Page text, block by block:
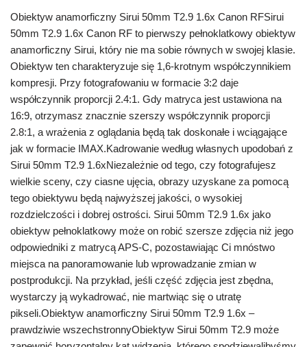
Obiektyw anamorficzny Sirui 50mm T2.9 1.6x Canon RFSirui
50mm T2.9 1.6x Canon RF to pierwszy pełnoklatkowy obiektyw
anamorficzny Sirui, który nie ma sobie równych w swojej klasie.
Obiektyw ten charakteryzuje się 1,6-krotnym współczynnikiem
kompresji. Przy fotografowaniu w formacie 3:2 daje
współczynnik proporcji 2.4:1. Gdy matryca jest ustawiona na
16:9, otrzymasz znacznie szerszy współczynnik proporcji
2.8:1, a wrażenia z oglądania będą tak doskonałe i wciągające
jak w formacie IMAX.Kadrowanie według własnych upodobań z
Sirui 50mm T2.9 1.6xNiezależnie od tego, czy fotografujesz
wielkie sceny, czy ciasne ujęcia, obrazy uzyskane za pomocą
tego obiektywu będą najwyższej jakości, o wysokiej
rozdzielczości i dobrej ostrości. Sirui 50mm T2.9 1.6x jako
obiektyw pełnoklatkowy może on robić szersze zdjęcia niż jego
odpowiedniki z matrycą APS-C, pozostawiając Ci mnóstwo
miejsca na panoramowanie lub wprowadzanie zmian w
postprodukcji. Na przykład, jeśli część zdjęcia jest zbędna,
wystarczy ją wykadrować, nie martwiąc się o utratę
pikseli.Obiektyw anamorficzny Sirui 50mm T2.9 1.6x –
prawdziwie wszechstronnyObiektyw Sirui 50mm T2.9 może